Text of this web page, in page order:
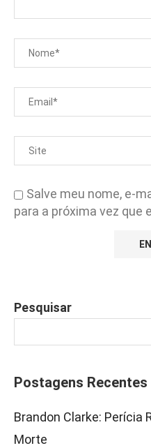
Salve meu nome, e-
para a próxima vez que
Pesquisar
Postagens Recentes
Brandon Clarke: Perícia
Morte